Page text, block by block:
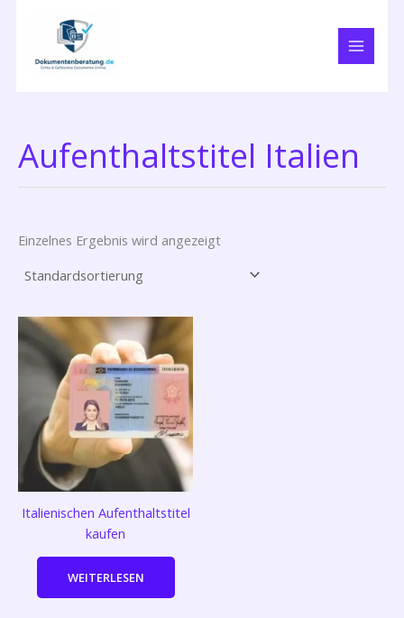
Aufenthaltstitel Italien
Einzelnes Ergebnis wird angezeigt
Italienischen Aufenthaltstitel
kaufen
WEITERLESEN